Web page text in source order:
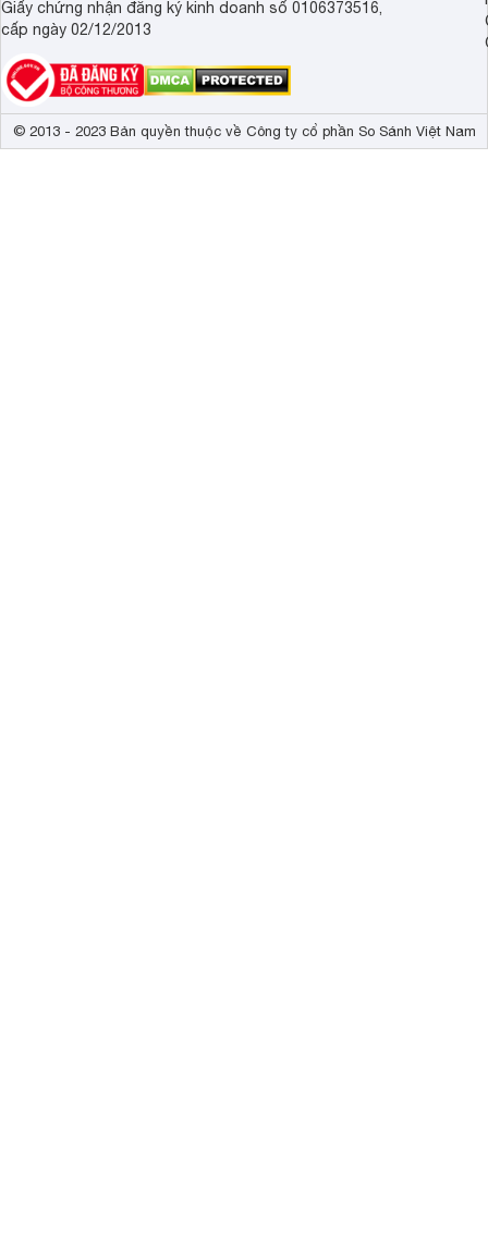
Giấy chứng nhận đăng ký kinh doanh số 0106373516,
cấp ngày 02/12/2013
© 2013 - 2023 Bản quyền thuộc về Công ty cổ phần So Sánh Việt Nam